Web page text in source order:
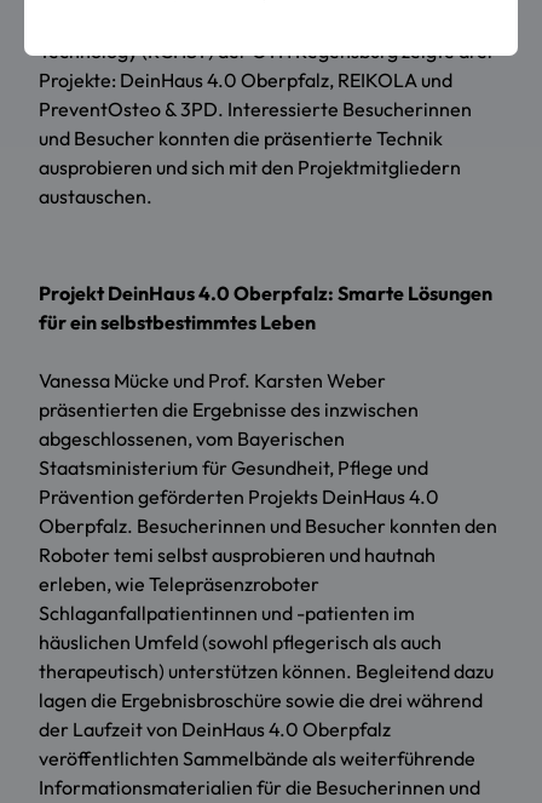
Technology (RCHST) der OTH Regensburg zeigte drei
Projekte: DeinHaus 4.0 Oberpfalz, REIKOLA und
PreventOsteo & 3PD. Interessierte Besucherinnen
und Besucher konnten die präsentierte Technik
ausprobieren und sich mit den Projektmitgliedern
austauschen.
Projekt DeinHaus 4.0 Oberpfalz: Smarte Lösungen
für ein selbstbestimmtes Leben
Vanessa Mücke und Prof. Karsten Weber
präsentierten die Ergebnisse des inzwischen
abgeschlossenen, vom Bayerischen
Staatsministerium für Gesundheit, Pflege und
Prävention geförderten Projekts DeinHaus 4.0
Oberpfalz. Besucherinnen und Besucher konnten den
Roboter temi selbst ausprobieren und hautnah
erleben, wie Telepräsenzroboter
Schlaganfallpatientinnen und -patienten im
häuslichen Umfeld (sowohl pflegerisch als auch
therapeutisch) unterstützen können. Begleitend dazu
lagen die Ergebnisbroschüre sowie die drei während
der Laufzeit von DeinHaus 4.0 Oberpfalz
veröffentlichten Sammelbände als weiterführende
Informationsmaterialien für die Besucherinnen und